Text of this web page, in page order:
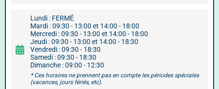
Lundi : FERMÉ
Mardi : 09:30 - 13:00 et 14:00 - 18:00
Mercredi : 09:30 - 13:00 et 14:00 - 18:00
Jeudi : 09:30 - 13:00 et 14:00 - 18:30
Vendredi : 09:30 - 18:30
Samedi : 09:30 - 18:30
Dimanche : 09:00 - 12:30
* Ces horaires ne prennent pas en compte les périodes spéciales
(vacances, jours fériés, etc).